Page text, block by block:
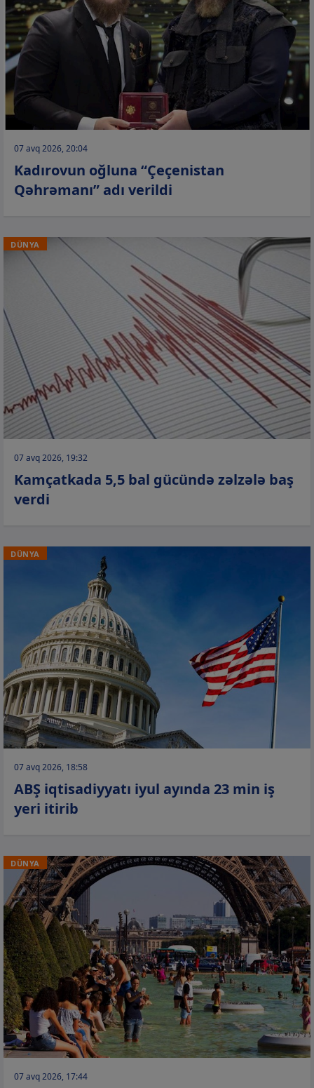
07 avq 2026, 20:04
Kadırovun oğluna “Çeçenistan
Qəhrəmanı” adı verildi
DÜNYA
07 avq 2026, 19:32
Kamçatkada 5,5 bal gücündə zəlzələ baş
verdi
DÜNYA
07 avq 2026, 18:58
ABŞ iqtisadiyyatı iyul ayında 23 min iş
yeri itirib
DÜNYA
07 avq 2026, 17:44